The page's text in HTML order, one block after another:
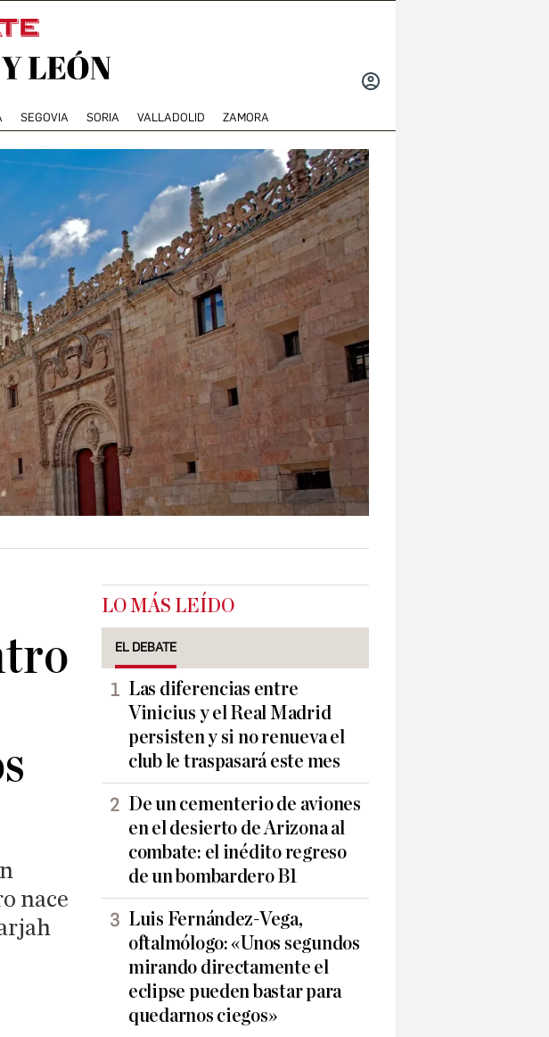
SEGOVIA SORIA VALLADOLID ZAMORA
nace
LO MÁS LEÍDO
EL DEBATE
Las diferencias entre
Vinicius y el Real Madrid
persisten y si no renueva el
club le traspasará este mes
De un cementerio de aviones
en el desierto de Arizona al
combate: el inédito regreso
de un bombardero B1
Luis Fernández-Vega,
oftalmólogo: «Unos segundos
mirando directamente el
eclipse pueden bastar para
quedarnos ciegos»